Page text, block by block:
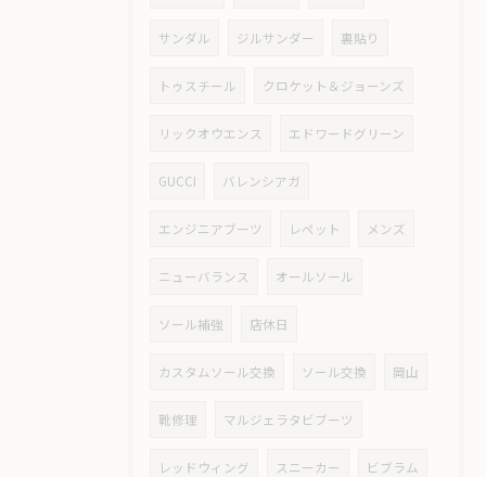
サンダル ジルサンダー 裏貼り
トゥスチール クロケット＆ジョーンズ
リックオウエンス エドワードグリーン
GUCCI バレンシアガ
エンジニアブーツ レペット メンズ
ニューバランス オールソール
ソール補強 店休日
カスタムソール交換 ソール交換 岡山
靴修理 マルジェラタビブーツ
レッドウィング スニーカー ビブラム